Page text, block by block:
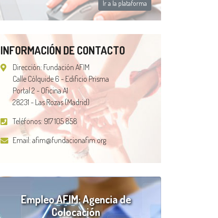
Ir a la plataforma
INFORMACIÓN DE CONTACTO
Dirección: Fundación AFIM
Calle Cólquide 6 - Edificio Prisma
Portal 2 - Oficina A1
28231 - Las Rozas (Madrid)
Teléfonos: 917 105 858
Email: afim@fundacionafim.org
Empleo AFIM: Agencia de
Colocación